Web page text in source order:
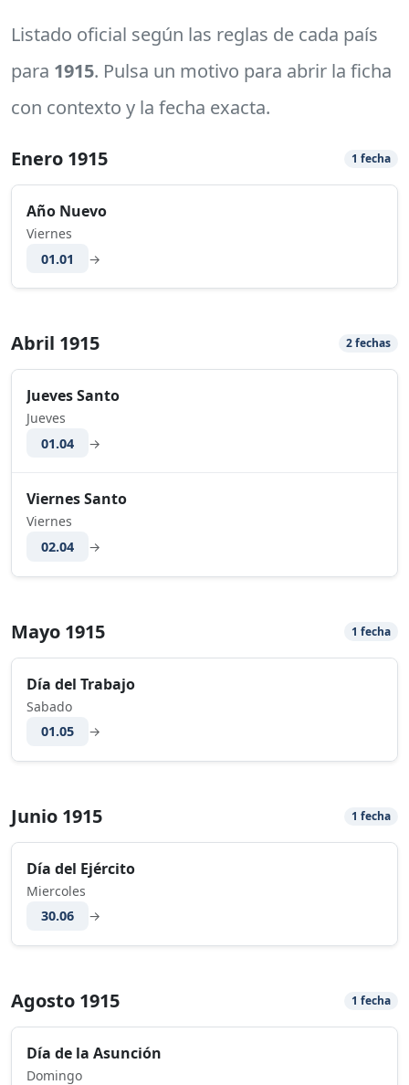
Listado oficial según las reglas de cada país
para 1915. Pulsa un motivo para abrir la ficha
con contexto y la fecha exacta.
Enero 1915 1 fecha
Año Nuevo
Viernes
01.01
→
Abril 1915 2 fechas
Jueves Santo
Jueves
01.04
→
Viernes Santo
Viernes
02.04
→
Mayo 1915 1 fecha
Día del Trabajo
Sabado
01.05
→
Junio 1915 1 fecha
Día del Ejército
Miercoles
30.06
→
Agosto 1915 1 fecha
Día de la Asunción
Domingo